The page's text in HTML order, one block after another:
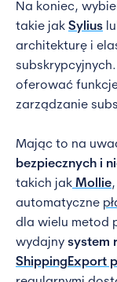
Na koniec,
takie jak Sylius
architekturę i
oferować
zarządzanie
Mając to na
bezpiecznych i
takich jak Mollie
automatyczne
dla wielu metod
wydajny system
ShippingExport